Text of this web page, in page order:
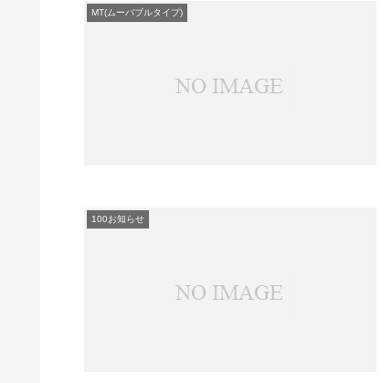
MT(ムーバブルタイプ)
100お知らせ